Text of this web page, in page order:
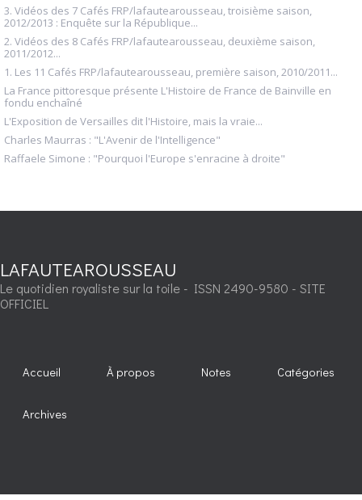
3. Vidéos des 7 Cafés FRP/lafautearousseau, troisième saison,
2012/2013 : Enquête sur la République...
2. Vidéos des 8 Cafés FRP/lafautearousseau, deuxième saison,
2011/2012...
1. Les 11 Cafés FRP/lafautearousseau, première saison, 2010/2011...
La France pittoresque présente L'Histoire de France de Bainville en
fondu enchaîné
L'Exposition de Versailles dit l'Histoire, mais la vraie...
Charles Maurras : "L'Avenir de l'Intelligence"
Raffaele Simone : "Pourquoi l'Europe s'enracine à droite"
LAFAUTEAROUSSEAU
Le quotidien royaliste sur la toile - ISSN 2490-9580 - SITE
OFFICIEL
Accueil À propos Notes Catégories
Archives